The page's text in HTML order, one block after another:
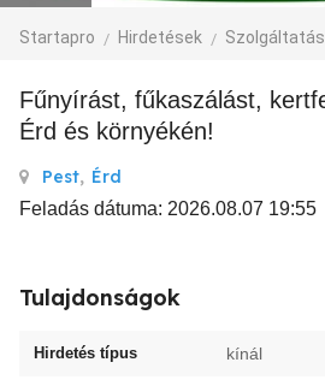
Startapro Hirdetések Szolgáltatás
Fűnyírást, fűkaszálást, kertfenntartást vállalok
Érd és környékén!
Pest, Érd
Feladás dátuma: 2026.08.07 19:55
Tulajdonságok
Hirdetés típus kínál